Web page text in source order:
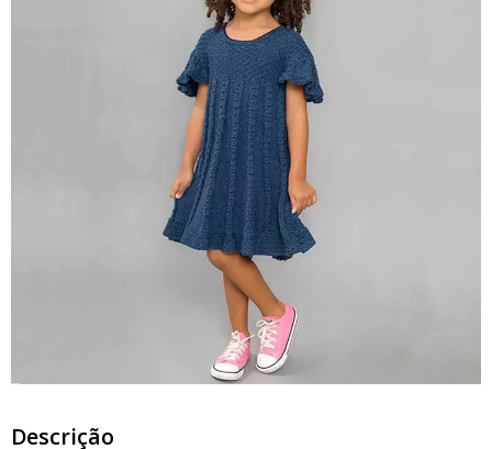
Descrição